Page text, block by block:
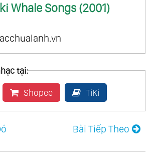
Whale Songs (2001)
tại:
Shopee TiKi
Bài Tiếp Theo